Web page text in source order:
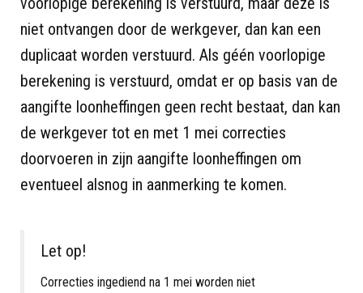
niet ontvangen door de werkgever, dan kan een
duplicaat worden verstuurd. Als géén voorlopige
berekening is verstuurd, omdat er op basis van de
aangifte loonheffingen geen recht bestaat, dan kan
de werkgever tot en met 1 mei correcties
doorvoeren in zijn aangifte loonheffingen om
eventueel alsnog in aanmerking te komen.
Let op!
Correcties ingediend na 1 mei worden niet